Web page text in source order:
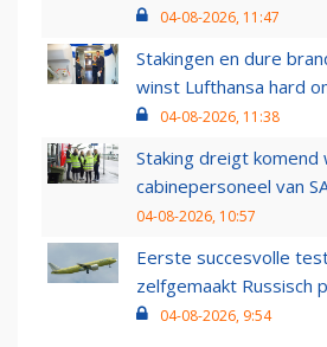
04-08-2026, 11:47
Stakingen en dure
winst Lufthansa hard
04-08-2026, 11:38
Staking dreigt komend
cabinepersoneel van
04-08-2026, 10:57
Eerste succesvolle
zelfgemaakt Russisch
04-08-2026, 9:54